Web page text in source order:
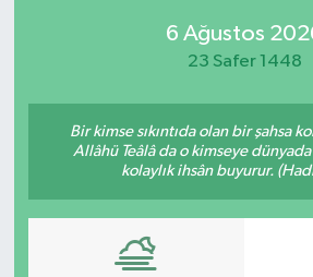
6 Ağustos
23 Safer 1448
Bir kimse sıkıntıda olan bir şahsa
Allâhü Teâlâ da o kimseye
kolaylık ihsân buyurur.
FRAGMANLAR